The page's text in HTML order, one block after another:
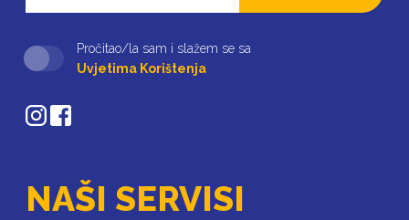
Pročitao/la sam i slažem se sa
Uvjetima Korištenja
NAŠI SERVISI